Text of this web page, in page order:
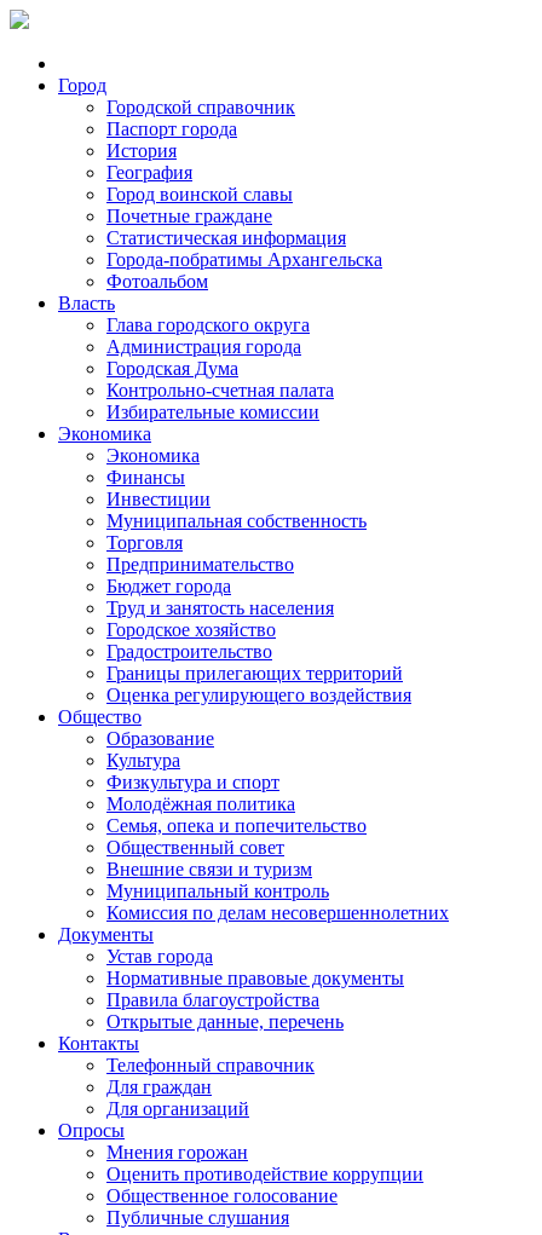
Город
Городской справочник
Паспорт города
История
География
Город воинской славы
Почетные граждане
Статистическая информация
Города-побратимы Архангельска
Фотоальбом
Власть
Глава городского округа
Администрация города
Городская Дума
Контрольно-счетная палата
Избирательные комиссии
Экономика
Экономика
Финансы
Инвестиции
Муниципальная собственность
Торговля
Предпринимательство
Бюджет города
Труд и занятость населения
Городское хозяйство
Градостроительство
Границы прилегающих территорий
Оценка регулирующего воздействия
Общество
Образование
Культура
Физкультура и спорт
Молодёжная политика
Семья, опека и попечительство
Общественный совет
Внешние связи и туризм
Муниципальный контроль
Комиссия по делам несовершеннолетних
Документы
Устав города
Нормативные правовые документы
Правила благоустройства
Открытые данные, перечень
Контакты
Телефонный справочник
Для граждан
Для организаций
Опросы
Мнения горожан
Оценить противодействие коррупции
Общественное голосование
Публичные слушания